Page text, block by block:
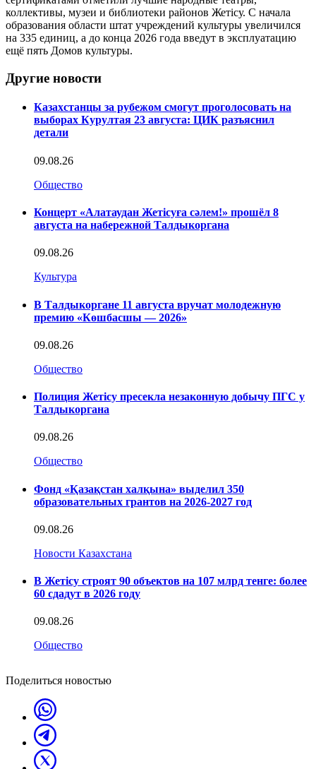
коллективы, музеи и библиотеки районов Жетісу. С начала
образования области штат учреждений культуры увеличился
на 335 единиц, а до конца 2026 года введут в эксплуатацию
ещё пять Домов культуры.
Другие новости
Казахстанцы за рубежом смогут проголосовать на
выборах Курултая 23 августа: ЦИК разъяснил
детали
09.08.26
Общество
Концерт «Алатаудан Жетісуға сәлем!» прошёл 8
августа на набережной Талдыкоргана
09.08.26
Культура
В Талдыкоргане 11 августа вручат молодежную
премию «Көшбасшы — 2026»
09.08.26
Общество
Полиция Жетісу пресекла незаконную добычу ПГС у
Талдыкоргана
09.08.26
Общество
Фонд «Қазақстан халқына» выделил 350
образовательных грантов на 2026-2027 год
09.08.26
Новости Казахстана
В Жетісу строят 90 объектов на 107 млрд тенге: более
60 сдадут в 2026 году
09.08.26
Общество
Поделиться новостью